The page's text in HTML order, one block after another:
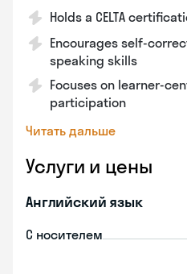
Holds a CELTA
Encourages self-
speaking skills
Focuses on learner-
participation
Читать дальше
Услуги и цены
Английский язык
С носителем